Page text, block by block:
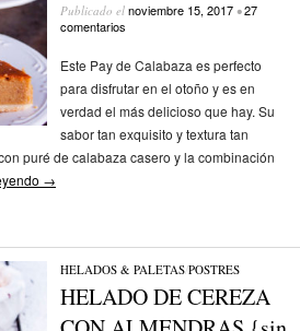
Publicado el noviembre 15, 2017 •27
comentarios
Este Pay de Calabaza es perfecto
para disfrutar en el otoño y es en
verdad el más delicioso que hay. Su
sabor tan exquisito y textura tan
puré de calabaza casero y la combinación
→
HELADOS & PALETAS/POSTRES
HELADO DE CEREZA